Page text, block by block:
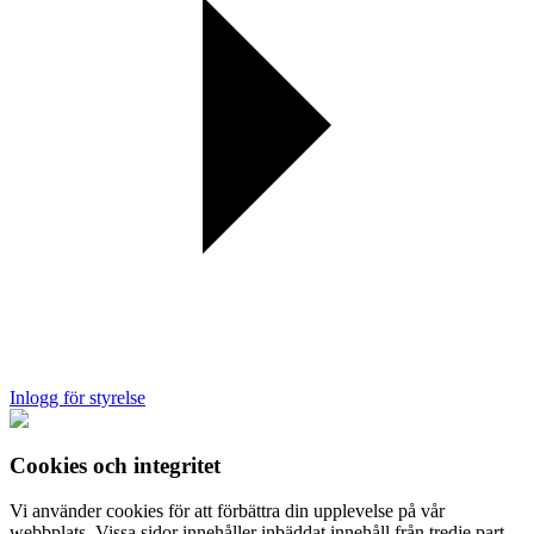
Inlogg för styrelse
Cookies och integritet
Vi använder cookies för att förbättra din upplevelse på vår